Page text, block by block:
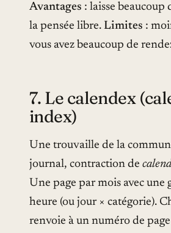
Avantages : laisse beaucoup
la pensée libre. Limites :
vous avez beaucoup de
7. Le calendex
index)
Une trouvaille de la
journal, contraction de
Une page par mois avec une
heure (ou jour × catégorie).
renvoie à un numéro de